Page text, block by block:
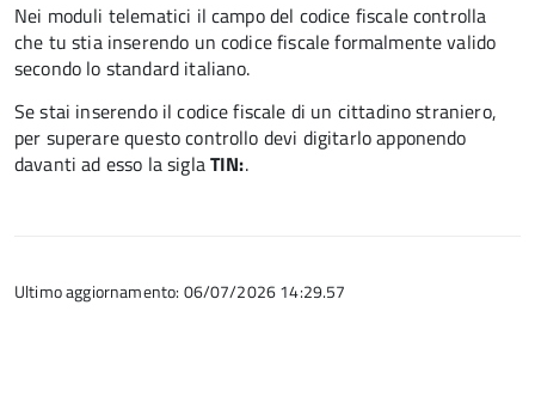
Nei moduli telematici il campo del codice fiscale controlla
che tu stia inserendo un codice fiscale formalmente valido
secondo lo standard italiano.
Se stai inserendo il codice fiscale di un cittadino straniero,
per superare questo controllo devi digitarlo apponendo
davanti ad esso la siglaTIN:.
Ultimo aggiornamento: 06/07/2026 14:29.57